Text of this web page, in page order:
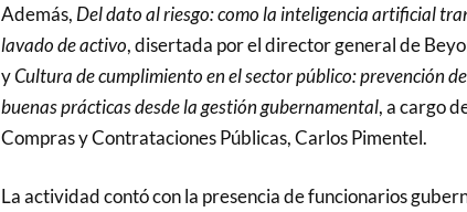
Además, Del dato al riesgo: como la inteligencia artificial
lavado de activo, disertada por el director general de
yCultura de cumplimiento en el sector público: prevención
buenas prácticas desde la gestión gubernamental, a cargo
Compras y Contrataciones Públicas, Carlos Pimentel.
La actividad contó con la presencia de funcionarios